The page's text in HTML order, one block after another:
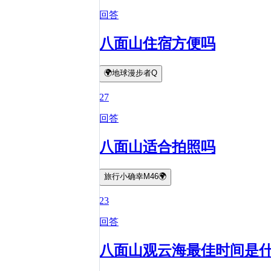
回答
八面山住宿方便吗
🌍地球漫步者Q
27
回答
八面山适合拍照吗
旅行小确幸M46🌍
23
回答
八面山观云海最佳时间是